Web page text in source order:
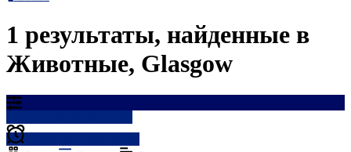
1 результаты, найденные в
Животные, Glasgow